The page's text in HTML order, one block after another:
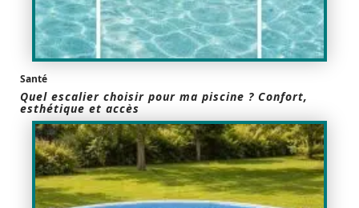
Santé
Quel escalier choisir pour ma piscine ? Confort,
esthétique et accès